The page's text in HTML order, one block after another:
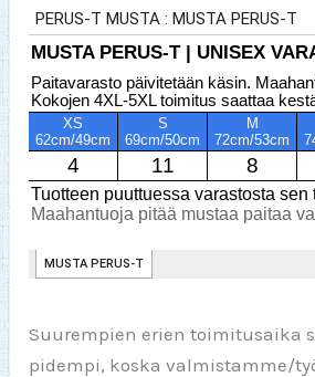
Suurempien erien toimitusaika
pidempi, koska valmistamme/